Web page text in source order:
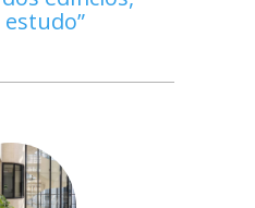
estudo